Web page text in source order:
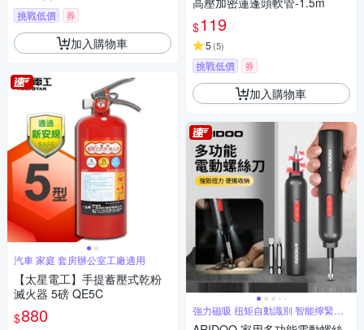
挑戰低價 券
加入購物車
汽車 家庭 套房辦公室工廠適用
【太星電工】手提蓄壓式乾粉
滅火器 5磅 QE5C
$880
$119
5 (5)
挑戰低價 券
加入購物車
強力磁吸 扭矩自動識別 智能擰緊即
停